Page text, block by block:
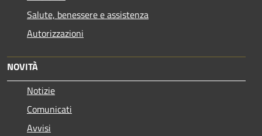
Salute, benessere e assistenza
Autorizzazioni
NOVITÀ
Notizie
Comunicati
Avvisi